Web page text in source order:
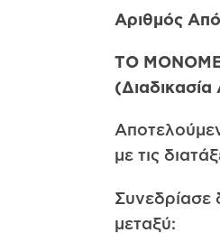
Αριθμός
ΤΟ
με τις
Συνεδρίασε
μεταξύ: